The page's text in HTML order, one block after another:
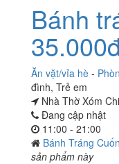
Bánh
Ăn vặt/vỉa hè -
đình, Trẻ em
Nhà Thờ Xóm
Đang cập nhật
11:00 - 21:00
Bánh Tráng
sản phẩm này